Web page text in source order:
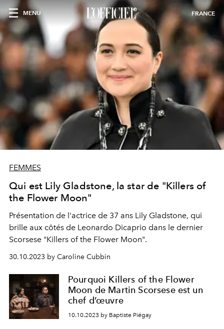
MENU FRANCE
FEMMES
Qui est Lily Gladstone, la star de "Killers of
the Flower Moon"
Présentation de l'actrice de 37 ans Lily Gladstone, qui
brille aux côtés de Leonardo Dicaprio dans le dernier
Scorsese "Killers of the Flower Moon".
30.10.2023 by Caroline Cubbin
Pourquoi Killers of the Flower
Moon de Martin Scorsese est un
chef d’œuvre
10.10.2023 by Baptiste Piégay